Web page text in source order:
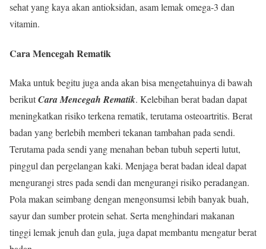
sehat yang kaya akan antioksidan, asam lemak omega-3 dan
vitamin.
Cara Mencegah Rematik
Maka untuk begitu juga anda akan bisa mengetahuinya di bawah
berikutCara Mencegah Rematik. Kelebihan berat badan dapat
meningkatkan risiko terkena rematik, terutama osteoartritis. Berat
badan yang berlebih memberi tekanan tambahan pada sendi.
Terutama pada sendi yang menahan beban tubuh seperti lutut,
pinggul dan pergelangan kaki. Menjaga berat badan ideal dapat
mengurangi stres pada sendi dan mengurangi risiko peradangan.
Pola makan seimbang dengan mengonsumsi lebih banyak buah,
sayur dan sumber protein sehat. Serta menghindari makanan
tinggi lemak jenuh dan gula, juga dapat membantu mengatur berat